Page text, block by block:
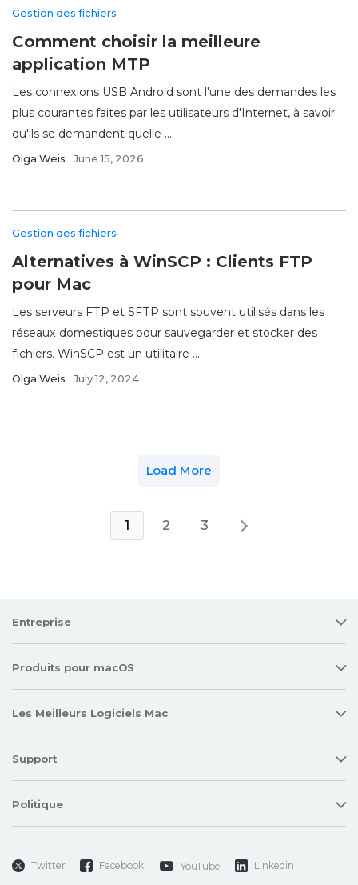
Gestion des fichiers
Comment choisir la meilleure
application MTP
Les connexions USB Android sont l'une des demandes les
plus courantes faites par les utilisateurs d'Internet, à savoir
qu'ils se demandent quelle ...
Olga Weis June 15, 2026
Gestion des fichiers
Alternatives à WinSCP : Clients FTP
pour Mac
Les serveurs FTP et SFTP sont souvent utilisés dans les
réseaux domestiques pour sauvegarder et stocker des
fichiers. WinSCP est un utilitaire ...
Olga Weis July 12, 2024
Load More
1 2 3
Entreprise
Produits pour macOS
Les Meilleurs Logiciels Mac
Support
Politique
Twitter Facebook YouTube Linkedin